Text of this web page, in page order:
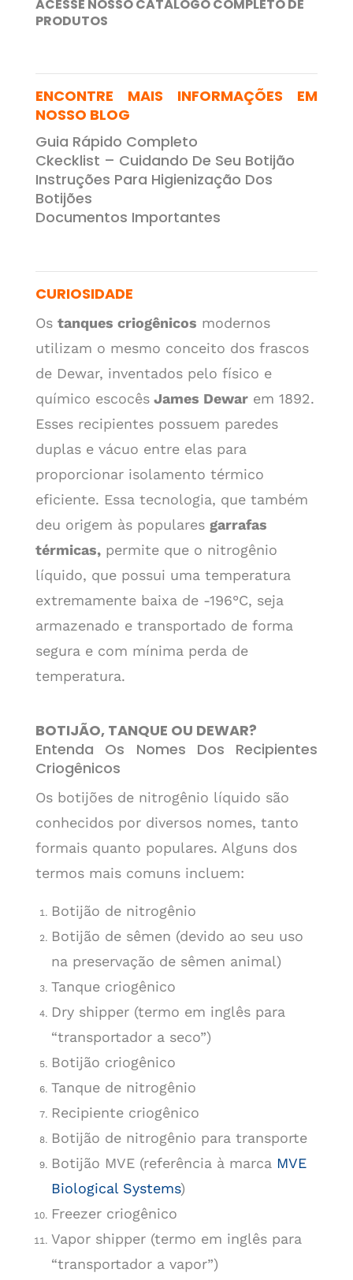
ACESSE NOSSO CATÁLOGO COMPLETO DE
PRODUTOS
ENCONTRE MAIS INFORMAÇÕES EM
NOSSO BLOG
Guia Rápido Completo
Ckecklist – Cuidando De Seu Botijão
Instruções Para Higienização Dos
Botijões
Documentos Importantes
CURIOSIDADE
Os tanques criogênicos modernos
utilizam o mesmo conceito dos frascos
de Dewar, inventados pelo físico e
químico escocês James Dewar em 1892.
Esses recipientes possuem paredes
duplas e vácuo entre elas para
proporcionar isolamento térmico
eficiente. Essa tecnologia, que também
deu origem às populares garrafas
térmicas, permite que o nitrogênio
líquido, que possui uma temperatura
extremamente baixa de -196°C, seja
armazenado e transportado de forma
segura e com mínima perda de
temperatura.
BOTIJÃO, TANQUE OU DEWAR?
Entenda Os Nomes Dos Recipientes
Criogênicos
Os botijões de nitrogênio líquido são
conhecidos por diversos nomes, tanto
formais quanto populares. Alguns dos
termos mais comuns incluem:
Botijão de nitrogênio
Botijão de sêmen (devido ao seu uso
na preservação de sêmen animal)
Tanque criogênico
Dry shipper (termo em inglês para
“transportador a seco”)
Botijão criogênico
Tanque de nitrogênio
Recipiente criogênico
Botijão de nitrogênio para transporte
Botijão MVE (referência à marca MVE
Biological Systems)
Freezer criogênico
Vapor shipper (termo em inglês para
“transportador a vapor”)